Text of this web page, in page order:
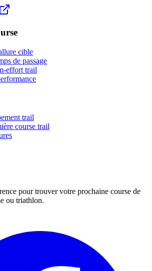
cible
de passage
effort trail
trail
course trail
pour trouver votre prochaine course de
ou triathlon.